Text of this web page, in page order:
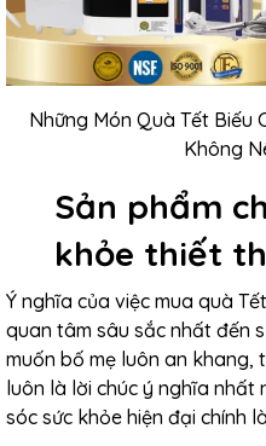
Những Món Quà Tết Biếu
Không
Sản phẩm
khỏe thiết
Ý nghĩa của việc mua quà
quan tâm sâu sắc nhất đến
muốn bố mẹ luôn an khang,
luôn là lời chúc ý nghĩa nhất
sóc sức khỏe hiện đại chính